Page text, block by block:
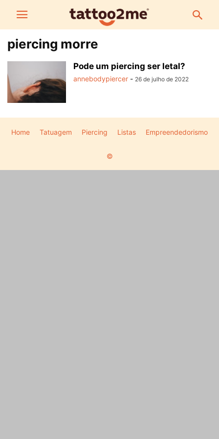
piercing morre
Pode um piercing ser letal?
annebodypiercer - 26 de julho de 2022
Home Tatuagem Piercing Listas Empreendedorismo
©